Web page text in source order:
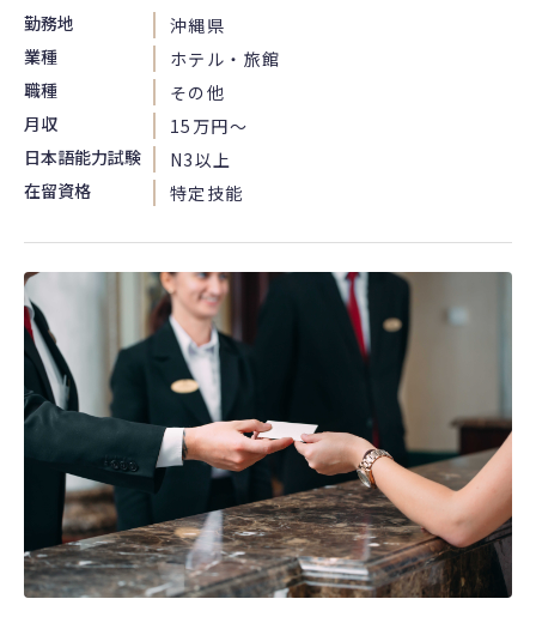
勤務地
沖縄県
業種
ホテル・旅館
職種
その他
月収
15万円〜
日本語能力試験
N3以上
在留資格
特定技能